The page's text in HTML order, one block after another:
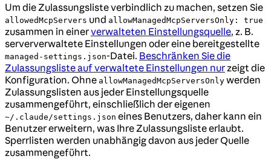
Um die Zulassungsliste verbindlich zu machen, setzen Sie
allowedMcpServers und allowManagedMcpServersOnly: true
zusammen in einerverwalteten Einstellungsquelle, z. B.
serververwaltete Einstellungen oder eine bereitgestellte
managed-settings.json-Datei. Beschränken Sie die
Zulassungsliste auf verwaltete Einstellungen nurzeigt die
Konfiguration. Ohne allowManagedMcpServersOnly werden
Zulassungslisten aus jeder Einstellungsquelle
zusammengeführt, einschließlich der eigenen
~/.claude/settings.json eines Benutzers, daher kann ein
Benutzer erweitern, was Ihre Zulassungsliste erlaubt.
Sperrlisten werden unabhängig davon aus jeder Quelle
zusammengeführt.